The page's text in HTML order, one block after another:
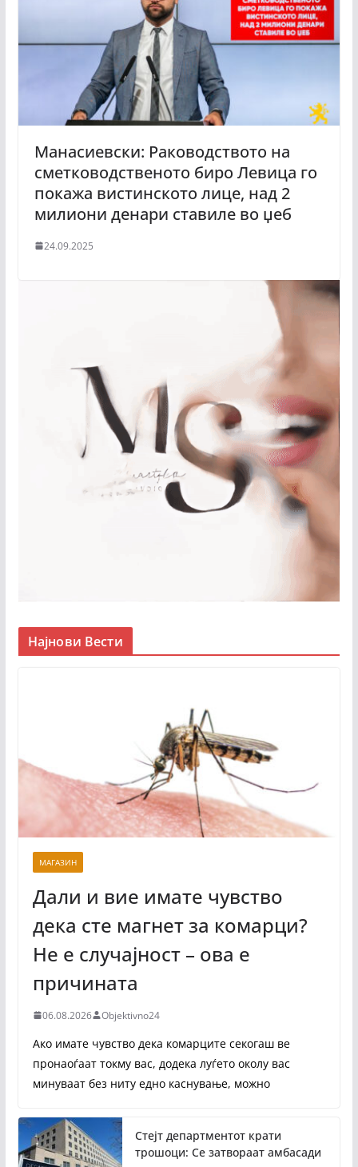
Манасиевски: Раководството на
сметководственото биро Левица го
покажа вистинското лице, над 2
милиони денари ставиле во џеб
24.09.2025
Најнови Вести
МАГАЗИН
Дали и вие имате чувство
дека сте магнет за комарци?
Не е случајност – ова е
причината
06.08.2026 Objektivno24
Ако имате чувство дека комарците секогаш ве
пронаоѓаат токму вас, додека луѓето околу вас
минуваат без ниту едно каснување, можно
Стејт департментот крати
трошоци: Се затвораат амбасади